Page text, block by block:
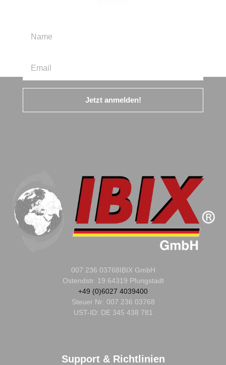
Jetzt anmelden!
007 236 03768IBIX GmbH
Ostendstr. 19 64319 Pfungstadt
+49 (0)6027 4039400
Steuer Nr: 007 236 03768
UST-ID: DE 345 438 781
Support & Richtlinien